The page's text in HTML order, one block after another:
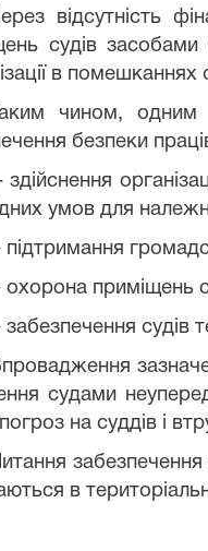
відсутність
судів
в
чином, одним
безпеки
здійснення
умов для
підтримання
охорона приміщень
забезпечення судів
судами
на суддів і
в